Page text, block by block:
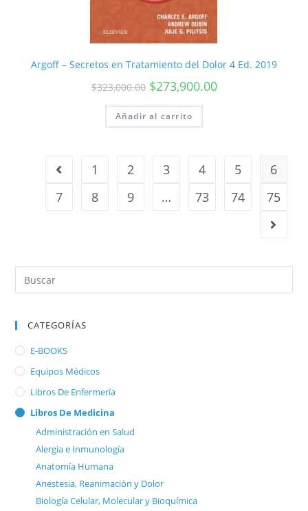
Argoff – Secretos en Tratamiento del Dolor 4 Ed. 2019
$323,000.00 $273,900.00
Añadir al carrito
1 2 3 4 5
6
7
8 9 … 73 74 75
CATEGORÍAS
E-BOOKS
Equipos Médicos
Libros De Enfermería
Libros De Medicina
Administración en Salud
Alergia e Inmunología
Anatomía Humana
Anestesia, Reanimación y Dolor
Biología Celular, Molecular y Bioquímica